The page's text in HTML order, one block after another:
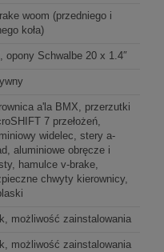
woom (przedniego i
koła)
opony Schwalbe 20 x 1.4″
a'la BMX, przerzutki
7 przełożeń,
widelec, stery a-
aluminiowe obręcze i
hamulce v-brake,
chwyty kierownicy,
możliwość zainstalowania
możliwość zainstalowania